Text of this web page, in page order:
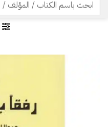
عن: